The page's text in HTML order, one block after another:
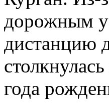
дорожным
дистанцию
года